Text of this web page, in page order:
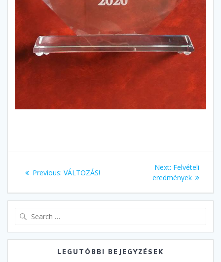
Previous: Previous
VÁLTOZÁS!
Next: Next
post:
Felvételi
eredmények
LEGUTÓBBI BEJEGYZÉSEK